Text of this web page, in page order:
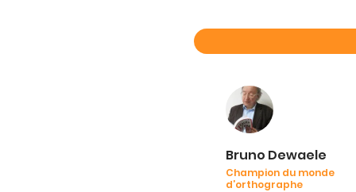
Bruno Dewaele
Champion du monde
d’orthographe